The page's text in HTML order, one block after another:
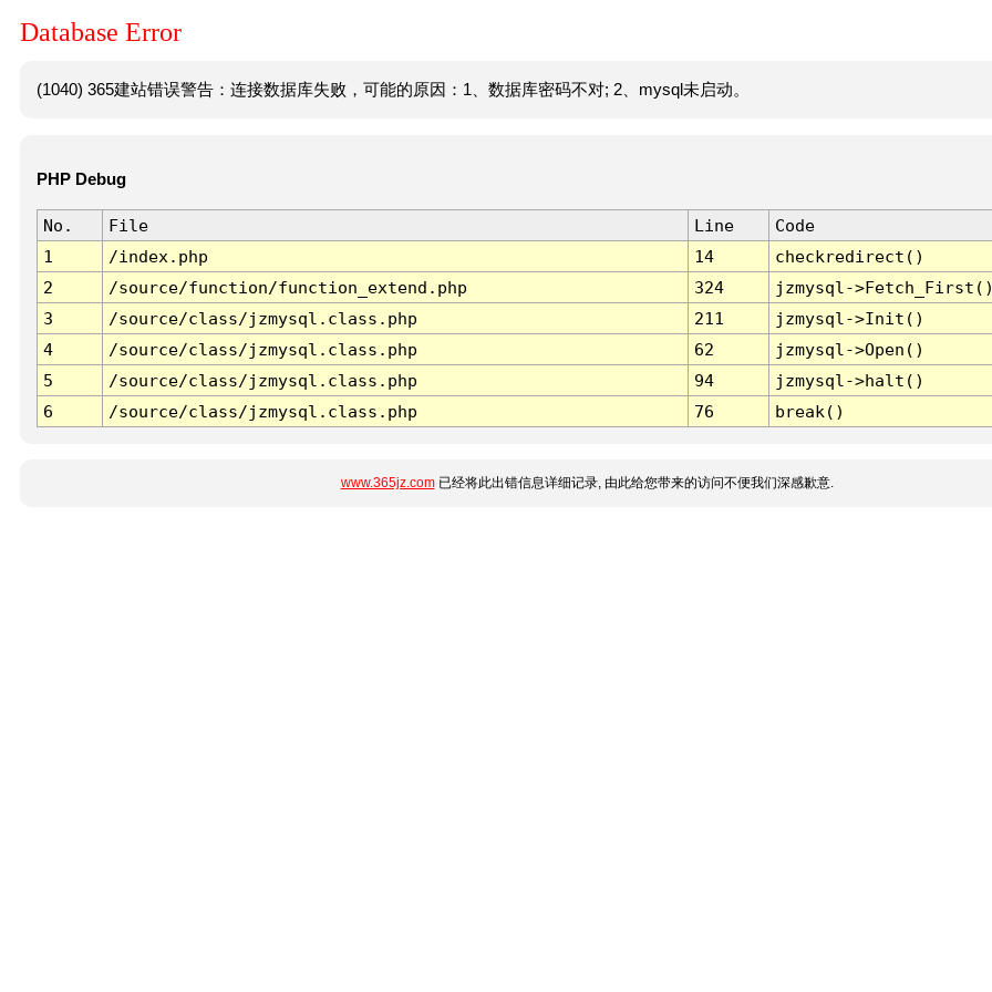
Database Error
(1040) 365建站错误警告：连接数据库失败，可能的原因：1、数据库密码不对; 2、mysql未启动。
PHP Debug
No. File Line
Code
1
/index.php 14
checkredirect()
2
/source/function/function_extend.php 324
jzmysql-
3
/source/class/jzmysql.class.php 211
jzmysql->Init()
4
/source/class/jzmysql.class.php 62
jzmysql->Open()
5
/source/class/jzmysql.class.php 94
jzmysql->halt()
6
/source/class/jzmysql.class.php 76 break()
www.365jz.com已经将此出错信息详细记录, 由此给您带来的访问不便我们深感歉意.